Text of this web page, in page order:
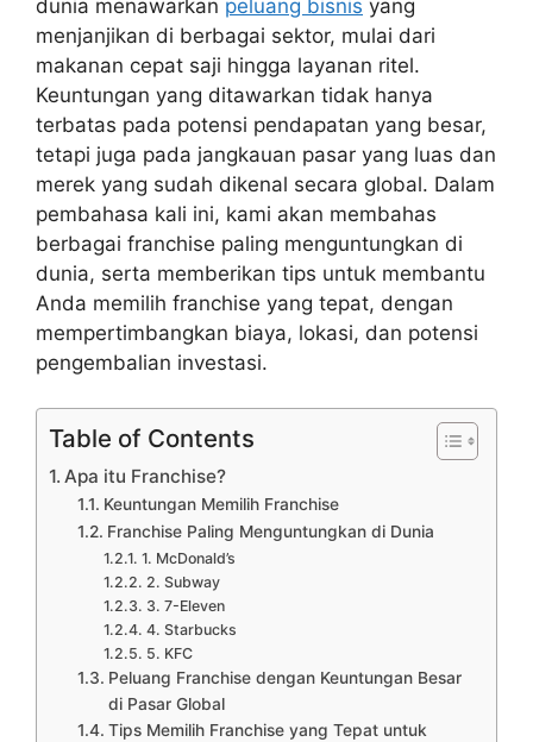
dunia menawarkan peluang bisnis yang
menjanjikan di berbagai sektor, mulai dari
makanan cepat saji hingga layanan ritel.
Keuntungan yang ditawarkan tidak hanya
terbatas pada potensi pendapatan yang besar,
tetapi juga pada jangkauan pasar yang luas dan
merek yang sudah dikenal secara global. Dalam
pembahasa kali ini, kami akan membahas
berbagai franchise paling menguntungkan di
dunia, serta memberikan tips untuk membantu
Anda memilih franchise yang tepat, dengan
mempertimbangkan biaya, lokasi, dan potensi
pengembalian investasi.
Table of Contents
Apa itu Franchise?
Keuntungan Memilih Franchise
Franchise Paling Menguntungkan di Dunia
1. McDonald’s
2. Subway
3. 7-Eleven
4. Starbucks
5. KFC
Peluang Franchise dengan Keuntungan Besar
di Pasar Global
Tips Memilih Franchise yang Tepat untuk